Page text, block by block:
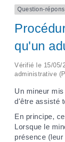
Question-
qu'un
Vérifié le 15/05/
administrative
Un mineur
d'être assisté
En principe,
Lorsque le
présence